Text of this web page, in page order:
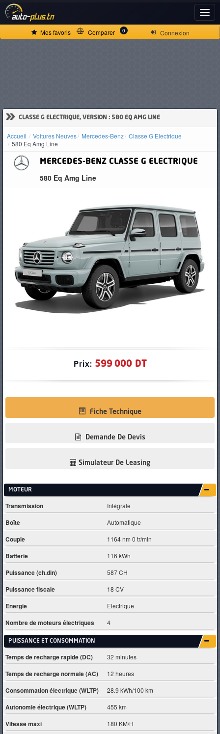
Connexion
Mes favoris Comparer 0
» CLASSE G ELECTRIQUE, VERSION : 580 EQ AMG LINE
Accueil Voitures Neuves Mercedes-Benz Classe G Electrique
580 Eq Amg Line
MERCEDES-BENZ CLASSE G ELECTRIQUE
580 Eq Amg Line
Prix: 599 000 DT
Fiche Technique
Demande De Devis
Simulateur De Leasing
MOTEUR
Transmission Intégrale
Boîte Automatique
Couple 1164 nm 0 tr/min
Batterie 116 kWh
Puissance (ch.din) 587 CH
Puissance fiscale 18 CV
Energie Electrique
Nombre de moteurs électriques 4
PUISSANCE ET CONSOMMATION
Temps de recharge rapide (DC) 32 minutes
Temps de recharge normale (AC) 12 heures
Consommation électrique (WLTP) 28.9 kWh/100 km
Autonomie électrique (WLTP) 455 km
Vitesse maxi 180 KM/H
ACCUEIL
VOITURES
D'OCCASION